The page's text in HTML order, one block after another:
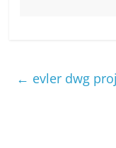
← evler dwg